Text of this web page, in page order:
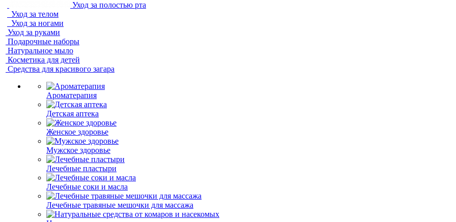
Уход за полостью рта
Уход за телом
Уход за ногами
Уход за руками
Подарочные наборы
Натуральное мыло
Косметика для детей
Средства для красивого загара
Ароматерапия
Детская аптека
Женское здоровье
Мужское здоровье
Лечебные пластыри
Лечебные соки и масла
Лечебные травяные мешочки для массажа